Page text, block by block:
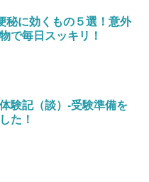
秘に効くもの５選！意外
で毎日スッキリ！
験記（談）-受験準備を
た！